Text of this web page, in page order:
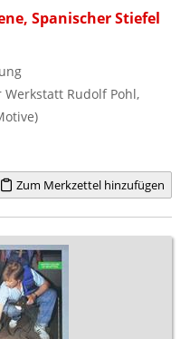
Spanischer Stiefel
Rudolf Pohl,
Zum Merkzettel hinzufügen